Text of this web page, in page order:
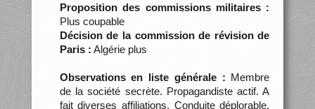
Proposition des commissions militaires :
Plus coupable
Décision de la commission de révision de
Paris : Algérie plus
Observations en liste générale : Membre
de la société secrète. Propagandiste actif. A
fait diverses affiliations. Conduite déplorable.